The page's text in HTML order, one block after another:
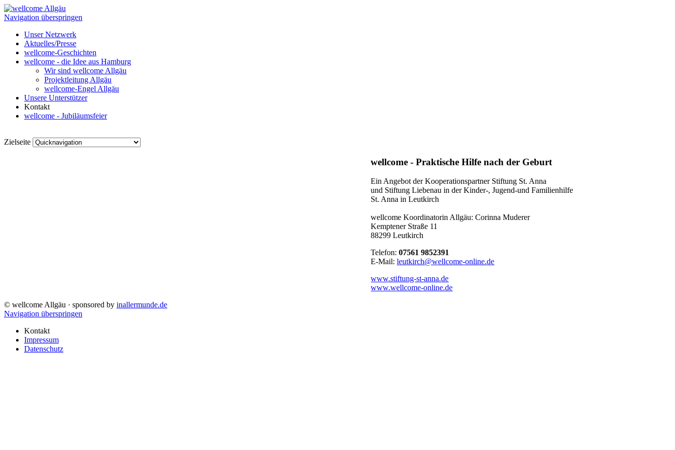
Navigation überspringen
Unser Netzwerk
Aktuelles/Presse
wellcome-Geschichten
wellcome - die Idee aus Hamburg
Wir sind wellcome Allgäu
Projektleitung Allgäu
wellcome-Engel Allgäu
Unsere Unterstützer
Kontakt
wellcome - Jubiläumsfeier
Zielseite
wellcome - Praktische Hilfe nach der Geburt
Ein Angebot der Kooperationspartner Stiftung St. Anna
und Stiftung Liebenau in der Kinder-, Jugend-und Familienhilfe
St. Anna in Leutkirch
wellcome Koordinatorin Allgäu: Corinna Muderer
Kemptener Straße 11
88299 Leutkirch
Telefon:07561 9852391
E-Mail:leutkirch@wellcome-online.de
www.stiftung-st-anna.de
www.wellcome-online.de
© wellcome Allgäu · sponsored by inallermunde.de
Navigation überspringen
Kontakt
Impressum
Datenschutz